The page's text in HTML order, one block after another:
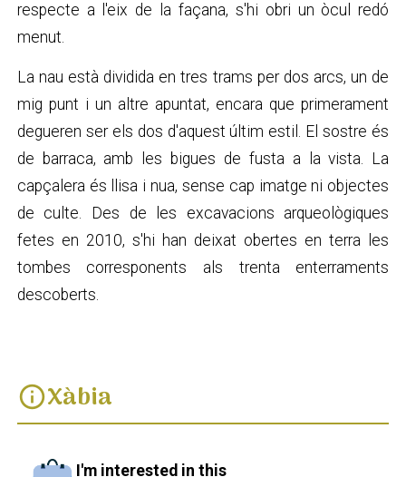
respecte a l'eix de la façana, s'hi obri un òcul redó
menut.
La nau està dividida en tres trams per dos arcs, un de
mig punt i un altre apuntat, encara que primerament
degueren ser els dos d'aquest últim estil. El sostre és
de barraca, amb les bigues de fusta a la vista. La
capçalera és llisa i nua, sense cap imatge ni objectes
de culte. Des de les excavacions arqueològiques
fetes en 2010, s'hi han deixat obertes en terra les
tombes corresponents als trenta enterraments
descoberts.
infoXàbia
I'm interested in this